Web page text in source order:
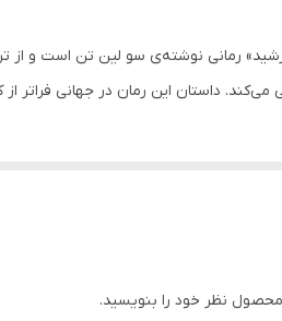
رمانی نوشته‌ی سو لین تن است و از
می‌کند. داستان این رمان در جهانی
محصول نظر خود را بنویسید.